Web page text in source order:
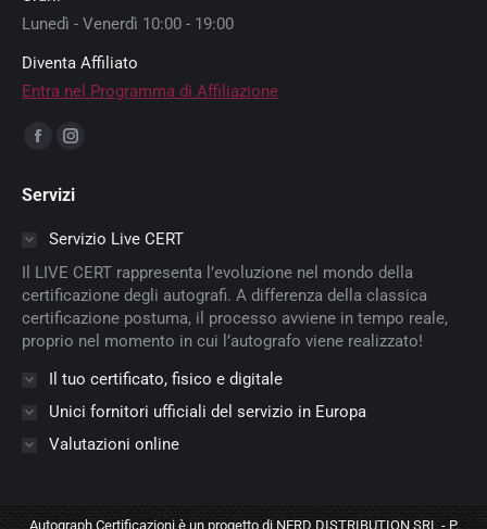
Lunedì - Venerdì 10:00 - 19:00
Diventa Affiliato
Entra nel Programma di Affiliazione
Ci puoi trovare su:
Facebook
opens
new
window
Instagram
opens
in
new
window
Servizi
Servizio Live CERT
Il LIVE CERT rappresenta l’evoluzione nel mondo della
certificazione degli autografi. A differenza della classica
certificazione postuma, il processo avviene in tempo reale,
proprio nel momento in cui l’autografo viene realizzato!
Il tuo certificato, fisico e digitale
Unici fornitori ufficiali del servizio in Europa
Valutazioni online
Autograph Certificazioni è un progetto di NERD DISTRIBUTION SRL - P.